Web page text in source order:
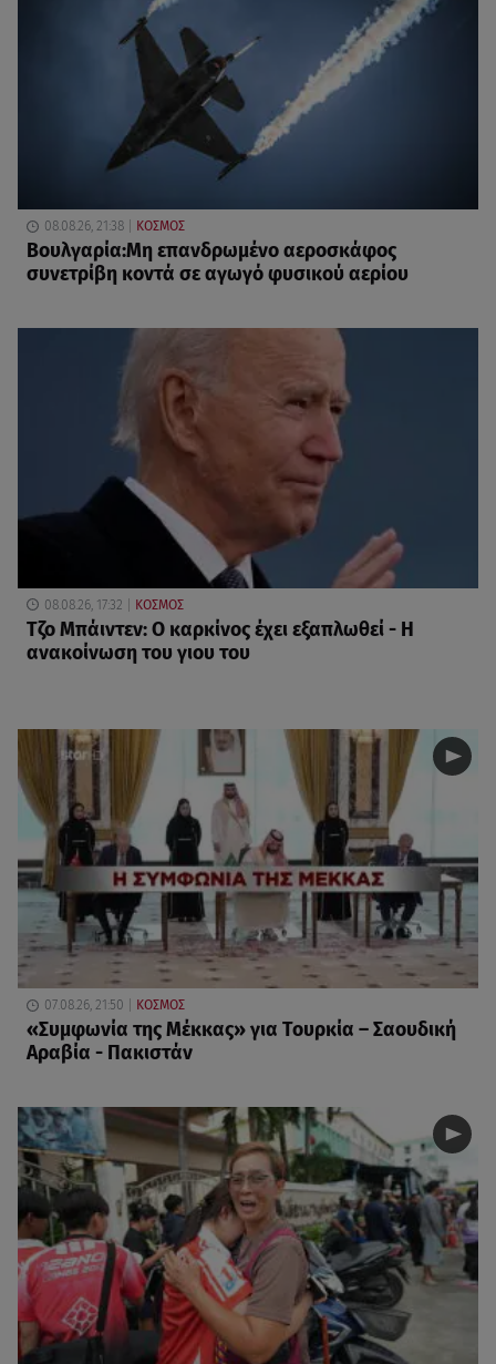
08.08.26, 21:38 ΚΟΣΜΟΣ
Βουλγαρία:Μη επανδρωμένο αεροσκάφος
συνετρίβη κοντά σε αγωγό φυσικού αερίου
08.08.26, 17:32 ΚΟΣΜΟΣ
Τζο Μπάιντεν: Ο καρκίνος έχει εξαπλωθεί - Η
ανακοίνωση του γιου του
07.08.26, 21:50 ΚΟΣΜΟΣ
«Συμφωνία της Μέκκας» για Τουρκία – Σαουδική
Αραβία - Πακιστάν